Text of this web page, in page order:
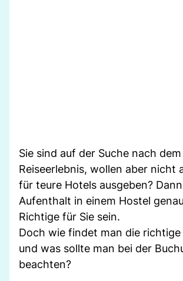
Sie sind auf der Suche nach
Reiseerlebnis, wollen aber nicht
für teure Hotels ausgeben?
Aufenthalt in einem Hostel
Richtige für Sie sein.
Doch wie findet man die
und was sollte man bei der
beachten?